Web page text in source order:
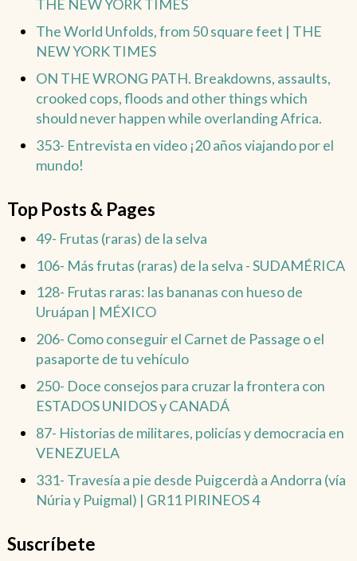
THE NEW YORK TIMES
The World Unfolds, from 50 square feet | THE
NEW YORK TIMES
ON THE WRONG PATH. Breakdowns, assaults,
crooked cops, floods and other things which
should never happen while overlanding Africa.
353- Entrevista en video ¡20 años viajando por el
mundo!
Top Posts & Pages
49- Frutas (raras) de la selva
106- Más frutas (raras) de la selva - SUDAMÉRICA
128- Frutas raras: las bananas con hueso de
Uruápan | MÉXICO
206- Como conseguir el Carnet de Passage o el
pasaporte de tu vehículo
250- Doce consejos para cruzar la frontera con
ESTADOS UNIDOS y CANADÁ
87- Historias de militares, policías y democracia en
VENEZUELA
331- Travesía a pie desde Puigcerdà a Andorra (vía
Núria y Puigmal) | GR11 PIRINEOS 4
Suscríbete